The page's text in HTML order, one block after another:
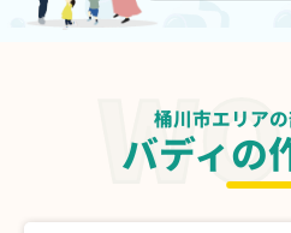
桶川市エリア
バディの